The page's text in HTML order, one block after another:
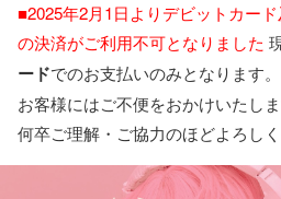
■2025年2月1日よりデビットカー
の決済がご利用不可となりました
ードでのお支払いのみとなります。
お客様にはご不便をおかけいたしま
何卒ご理解・ご協力のほどよろし